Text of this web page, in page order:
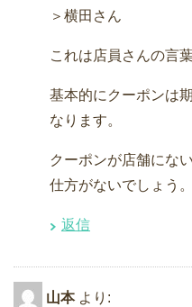
＞横田さん
これは店員さんの言
基本的にクーポンは
なります。
クーポンが店舗にな
仕方がないでしょう。
返信
山本 より: